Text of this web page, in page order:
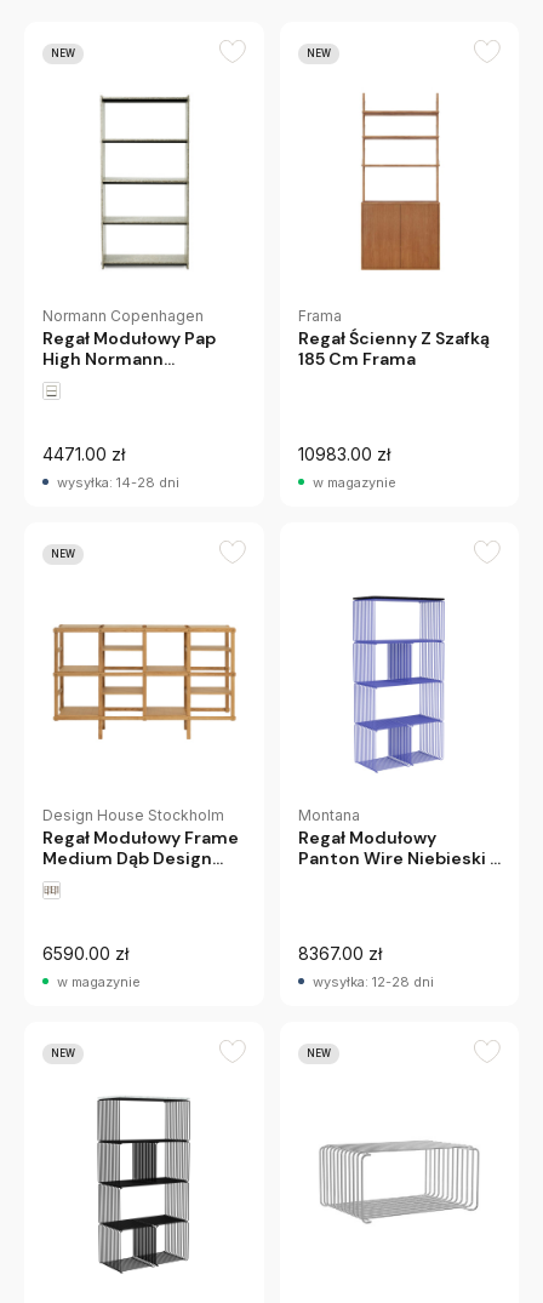
NEW
Normann Copenhagen
Regał Modułowy Pap
High Normann
Copenhagen
4471.00 zł
wysyłka: 14-28 dni
NEW
Frama
Regał Ścienny Z Szafką
185 Cm Frama
10983.00 zł
w magazynie
NEW
Design House Stockholm
Regał Modułowy Frame
Medium Dąb Design
House Stockholm
6590.00 zł
w magazynie
Montana
Regał Modułowy
Panton Wire Niebieski Z
8367.00 zł
wysyłka: 12-28 dni
NEW NEW